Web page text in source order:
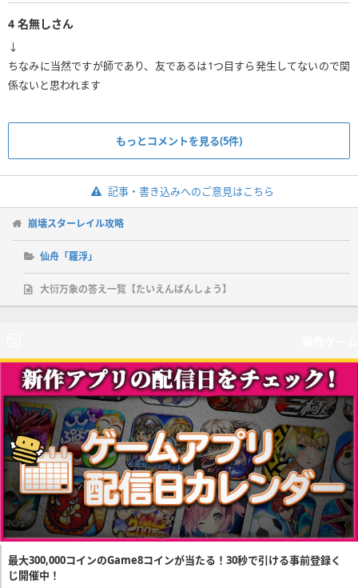
4 名無しさん
↓
ちなみに当然ですが師であり、友であるは1つ目すら発生してないので関
係ないと思われます
もっとコメントを見る(5件)
記事・書き込みへのご意見はこちら
崩壊スターレイル攻略
仙舟「羅浮」
大衍万象の答え一覧【たいえんばんしょう】
最大300,000コインのGame8コインが当たる！30秒で引ける事前登録く
じ開催中！